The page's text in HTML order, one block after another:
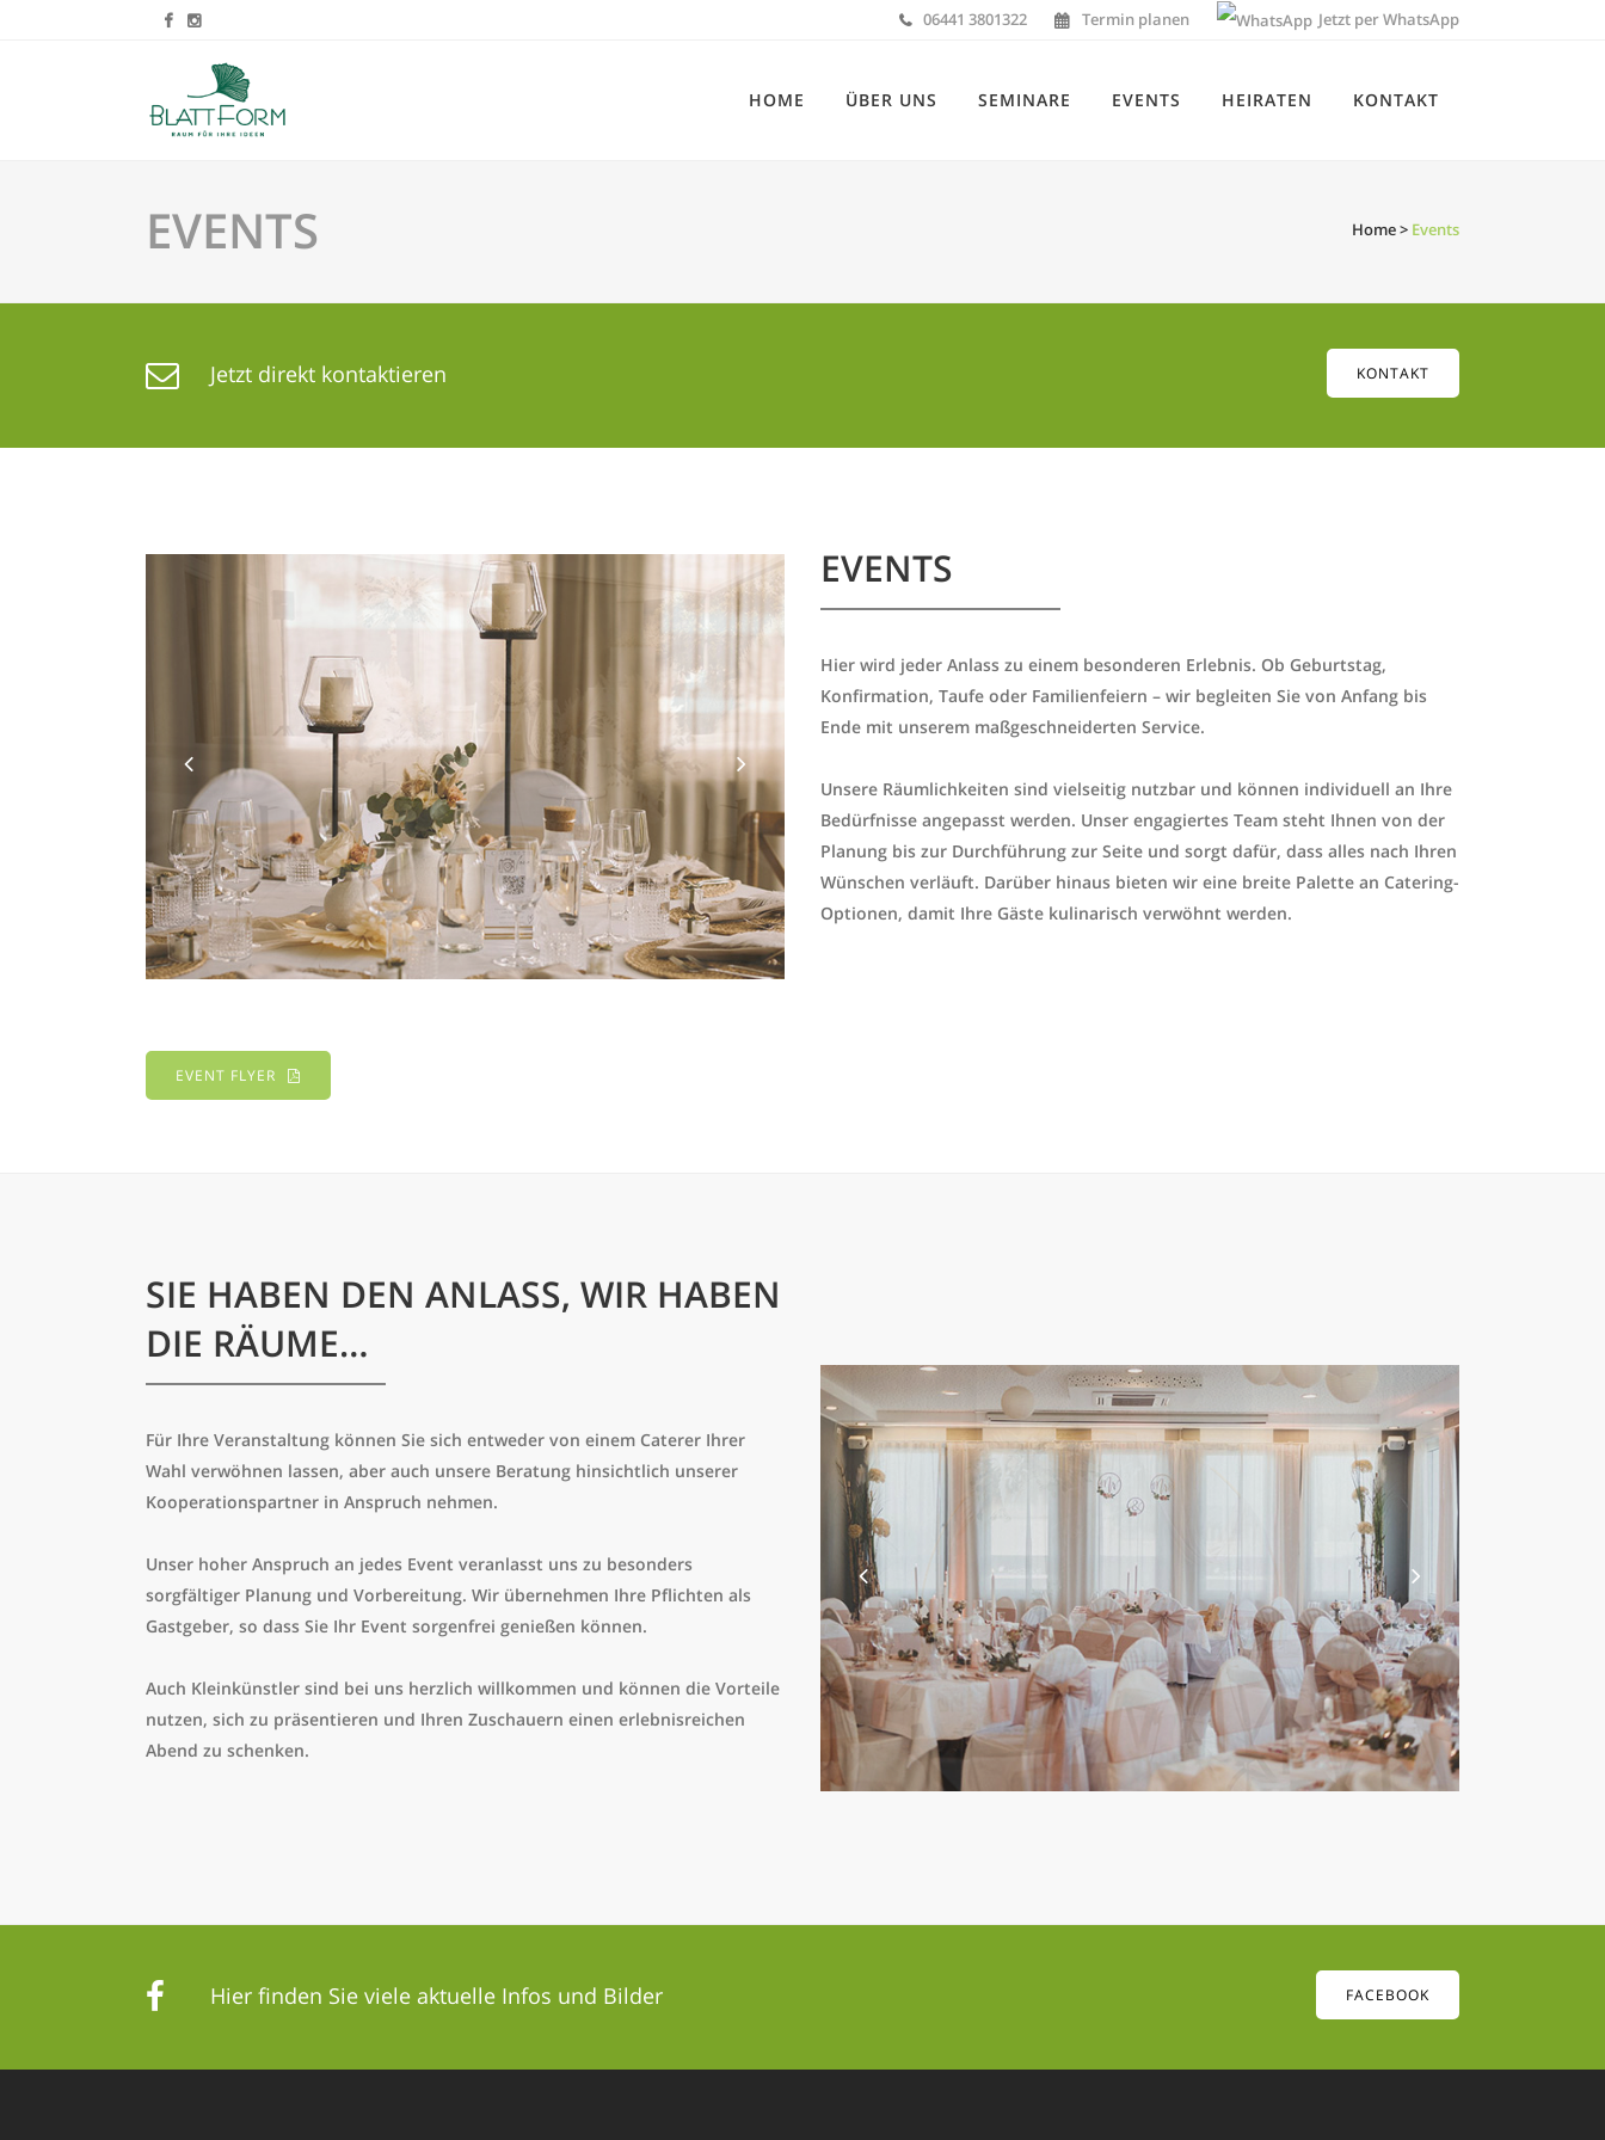
06441 3801322 Termin planen Jetzt per WhatsApp
HOME ÜBER UNS SEMINARE EVENTS HEIRATEN KONTAKT
EVENTS Home> Events
Jetzt direkt kontaktieren KONTAKT
EVENT FLYER
EVENTS
Hier wird jeder Anlass zu einem besonderen Erlebnis. Ob Geburtstag,
Konfirmation, Taufe oder Familienfeiern – wir begleiten Sie von Anfang bis
Ende mit unserem maßgeschneiderten Service.
Unsere Räumlichkeiten sind vielseitig nutzbar und können individuell an Ihre
Bedürfnisse angepasst werden. Unser engagiertes Team steht Ihnen von der
Planung bis zur Durchführung zur Seite und sorgt dafür, dass alles nach Ihren
Wünschen verläuft. Darüber hinaus bieten wir eine breite Palette an Catering-
Optionen, damit Ihre Gäste kulinarisch verwöhnt werden.
SIE HABEN DEN ANLASS, WIR HABEN
DIE RÄUME…
Für Ihre Veranstaltung können Sie sich entweder von einem Caterer Ihrer
Wahl verwöhnen lassen, aber auch unsere Beratung hinsichtlich unserer
Kooperationspartner in Anspruch nehmen.
Unser hoher Anspruch an jedes Event veranlasst uns zu besonders
sorgfältiger Planung und Vorbereitung. Wir übernehmen Ihre Pflichten als
Gastgeber, so dass Sie Ihr Event sorgenfrei genießen können.
Auch Kleinkünstler sind bei uns herzlich willkommen und können die Vorteile
nutzen, sich zu präsentieren und Ihren Zuschauern einen erlebnisreichen
Abend zu schenken.
Hier finden Sie viele aktuelle Infos und Bilder FACEBOOK